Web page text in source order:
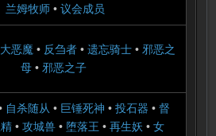
兰姆牧师• 议会成员
恶魔 • 反刍者 •遗忘骑士 • 邪恶之
母• 邪恶之子
自杀随从 • 巨锤死神 •投石器 •督
• 攻城兽• 堕落王 • 再生妖 • 女